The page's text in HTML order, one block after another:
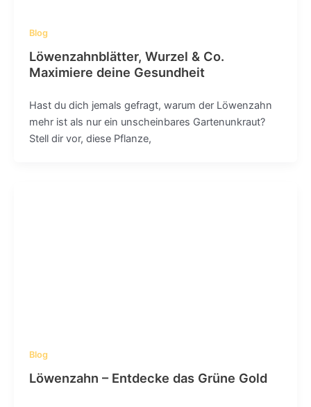
Blog
Löwenzahnblätter, Wurzel & Co.
Maximiere deine Gesundheit
Hast du dich jemals gefragt, warum der Löwenzahn
mehr ist als nur ein unscheinbares Gartenunkraut?
Stell dir vor, diese Pflanze,
Blog
Löwenzahn – Entdecke das Grüne Gold